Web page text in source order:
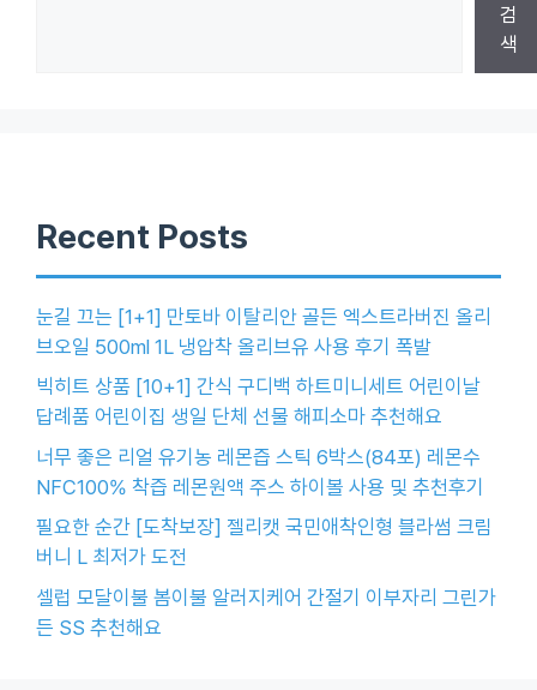
검
색
Recent Posts
눈길 끄는 [1+1] 만토바 이탈리안 골든 엑스트라버진 올리
브오일 500ml 1L 냉압착 올리브유 사용 후기 폭발
빅히트 상품 [10+1] 간식 구디백 하트미니세트 어린이날
답례품 어린이집 생일 단체 선물 해피소마 추천해요
너무 좋은 리얼 유기농 레몬즙 스틱 6박스(84포) 레몬수
NFC100% 착즙 레몬원액 주스 하이볼 사용 및 추천후기
필요한 순간 [도착보장] 젤리캣 국민애착인형 블라썸 크림
버니 L 최저가 도전
셀럽 모달이불 봄이불 알러지케어 간절기 이부자리 그린가
든 SS 추천해요